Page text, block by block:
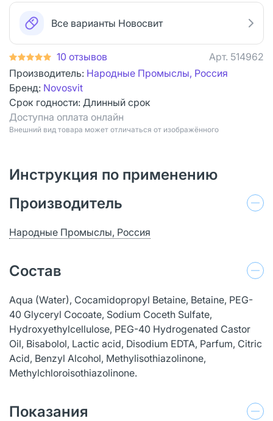
Все варианты Новосвит
10 отзывов Арт. 514962
Производитель: Народные Промыслы, Россия
Бренд: Novosvit
Срок годности: Длинный срок
Доступна оплата онлайн
Bнешний вид товара может отличаться от изображённого
Инструкция по применению
Производитель
Народные Промыслы, Россия
Состав
Aqua (Water), Cocamidopropyl Betaine, Betaine, PEG-
40 Glyceryl Cocoate, Sodium Coceth Sulfate,
Hydroxyethylcellulose, PEG-40 Hydrogenated Castor
Oil, Bisabolol, Lactic acid, Disodium EDTA, Parfum, Citric
Acid, Benzyl Alcohol, Methylisothiazolinone,
Methylchloroisothiazolinone.
Показания